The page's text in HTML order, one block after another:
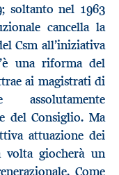
soltanto nel 1963
cancella la
Csm all’iniziativa
una riforma del
ai magistrati di
assolutamente
del Consiglio. Ma
attuazione dei
volta giocherà un
Come